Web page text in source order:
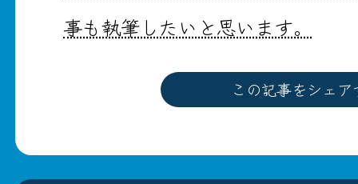
事も執筆したいと思います。
この記事をシェア